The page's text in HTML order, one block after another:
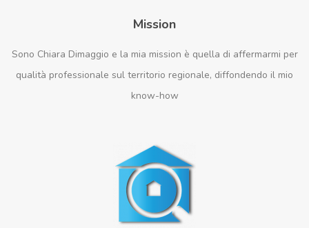
Mission
Sono Chiara Dimaggio e la mia mission è quella di affermarmi per
qualità professionale sul territorio regionale, diffondendo il mio
know-how